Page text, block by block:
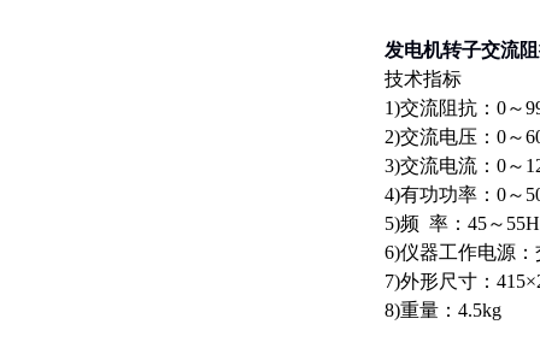
发电机转子交流
技术指标
1)交流阻抗：0
2)交流电压：0
3)交流电流：0
4)有功功率：0
5)频 率：45～
6)仪器工作电源
7)外形尺寸：
8)重量：4.5kg